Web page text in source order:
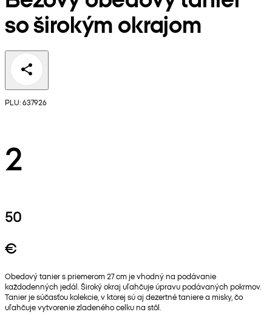
so širokým okrajom
PLU: 637926
2
50
€
Obedový tanier s priemerom 27 cm je vhodný na podávanie
každodenných jedál. Široký okraj uľahčuje úpravu podávaných pokrmov.
Tanier je súčasťou kolekcie, v ktorej sú aj dezertné taniere a misky, čo
uľahčuje vytvorenie zladeného celku na stôl.